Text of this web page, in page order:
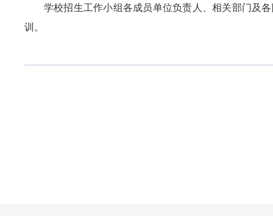
学校招生工作小组各成员单位负责人、相关部门及
训。